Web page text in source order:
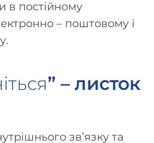
в постійному
– поштовому і
” – листок
зв’язку та